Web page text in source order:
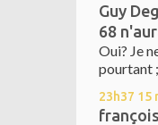
Guy
68
Oui? Je
pourtant
23h37 15
françois